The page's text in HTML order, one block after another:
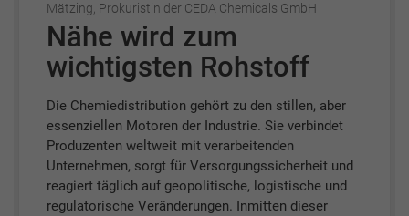
Mätzing, Prokuristin der CEDA Chemicals GmbH
Nähe wird zum
wichtigsten Rohstoff
Die Chemiedistribution gehört zu den stillen, aber
essenziellen Motoren der Industrie. Sie verbindet
Produzenten weltweit mit verarbeitenden
Unternehmen, sorgt für Versorgungssicherheit und
reagiert täglich auf geopolitische, logistische und
regulatorische Veränderungen. Inmitten dieser